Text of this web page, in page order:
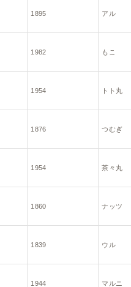
1895 アル
1982 もこ
1954 トト丸
1876 つむぎ
1954 茶々丸
1860 ナッツ
1839 ウル
1944 マルニ